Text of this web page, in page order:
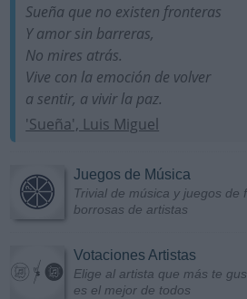
Sueña que no existen fronteras
Y amor sin barreras,
No mires atrás.
Vive con la emoción de volver
a sentir, a vivir la paz.
'Sueña', Luis Miguel
Juegos de Música
Trivial de música y juegos de
borrosas de artistas
Votaciones Artistas
Elige al artista que más te
es el mejor de todos